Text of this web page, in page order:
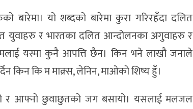
बारेमा। यो शब्दको बारेमा कुरा गरिरहँदा दलित
युवाहरु र भारतका दलित आन्दोलनका अगुवाहरु र
यस्मा कुनै आपत्ति छैन। किन भने लाखौ जनाले
किन कि म माक्र्स, लेनिन, माओको शिष्य हुँ।
र आफ्नो छुवाछुतको जग बसायो। यसलाई मलजल